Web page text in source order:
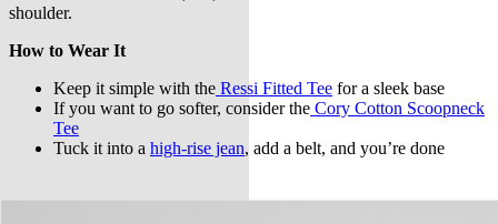
shoulder.
How to Wear It
Keep it simple with the Ressi Fitted Tee for a sleek base
If you want to go softer, consider the Cory Cotton Scoopneck
Tee
Tuck it into a high-rise jean, add a belt, and you’re done